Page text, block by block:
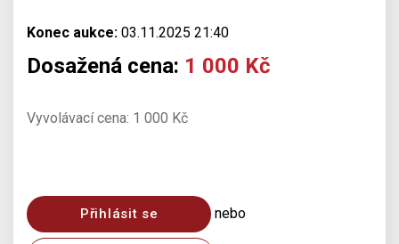
Konec aukce: 03.11.2025 21:40
Dosažená cena: 1 000 Kč
Vyvolávací cena: 1 000 Kč
Přihlásit se nebo